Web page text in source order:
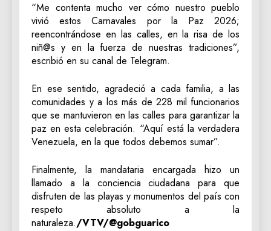
“Me contenta mucho ver cómo nuestro pueblo
vivió estos Carnavales por la Paz 2026;
reencontrándose en las calles, en la risa de los
niñ@s y en la fuerza de nuestras tradiciones”,
escribió en su canal de Telegram.
En ese sentido, agradeció a cada familia, a las
comunidades y a los más de 228 mil funcionarios
que se mantuvieron en las calles para garantizar la
paz en esta celebración. “Aquí está la verdadera
Venezuela, en la que todos debemos sumar”.
Finalmente, la mandataria encargada hizo un
llamado a la conciencia ciudadana para que
disfruten de las playas y monumentos del país con
respeto absoluto a la
naturaleza./VTV/@gobguarico